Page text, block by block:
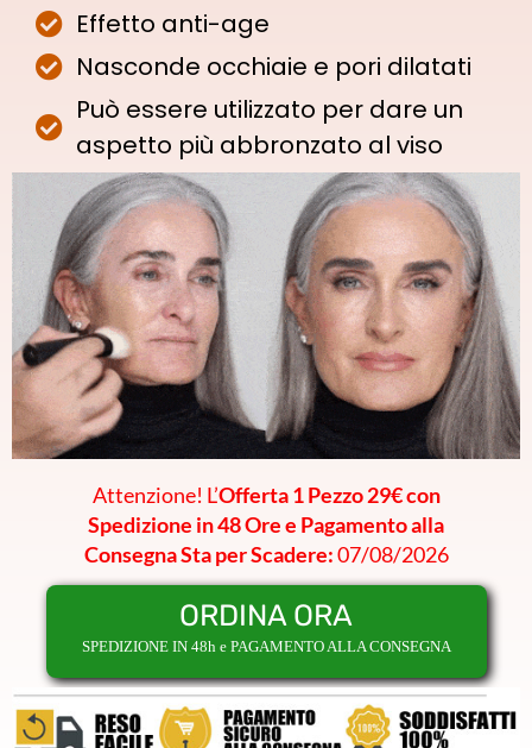
Effetto anti-age
Nasconde occhiaie e pori dilatati
Può essere utilizzato per dare un
aspetto più abbronzato al viso
Attenzione! L’Offerta 1 Pezzo 29€ con
Spedizione in 48 Ore e Pagamento alla
Consegna Sta per Scadere:07/08/2026
ORDINA ORA
SPEDIZIONE IN 48h e PAGAMENTO ALLA CONSEGNA